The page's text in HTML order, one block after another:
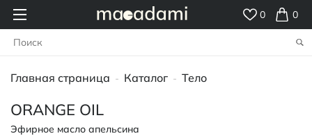
0 0
Главная страница - Каталог - Тело
ORANGE OIL
Эфирное масло апельсина